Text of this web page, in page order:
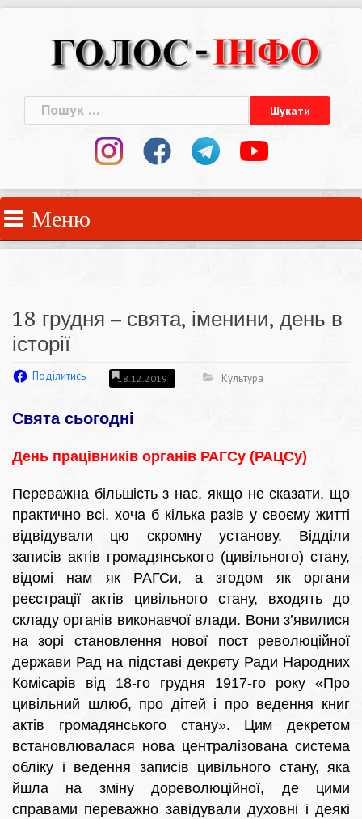
Пошук:
Меню
18 грудня – свята, іменини, день в
історії
Поділитись 18.12.2019 Культура
Свята сьогодні
День працівників органів РАГСу (РАЦСу)
Переважна більшість з нас, якщо не сказати, що
практично всі, хоча б кілька разів у своєму житті
відвідували цю скромну установу. Відділи
записів актів громадянського (цивільного) стану,
відомі нам як РАГСи, а згодом як органи
реєстрації актів цивільного стану, входять до
складу органів виконавчої влади. Вони з’явилися
на зорі становлення нової пост революційної
держави Рад на підставі декрету Ради Народних
Комісарів від 18-го грудня 1917-го року «Про
цивільний шлюб, про дітей і про ведення книг
актів громадянського стану». Цим декретом
встановлювалася нова централізована система
обліку і ведення записів цивільного стану, яка
йшла на зміну дореволюційної, де цими
справами переважно завідували духовні і деякі